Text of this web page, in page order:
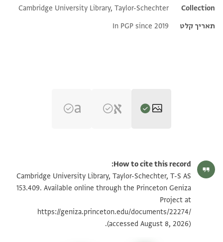
Collection
Cambridge University Library, Taylor-Schechter
תאריך קלט
In PGP since 2019
T-S AS 153.409 1v הגדל וסובב
תנאי היתר שימוש בתצלום
How to cite this record:
Cambridge University Library, Taylor-Schechter, T-S AS
153.409. Available online through the Princeton Geniza
Project at
https://geniza.princeton.edu/documents/22274/
(accessed August 8, 2026).